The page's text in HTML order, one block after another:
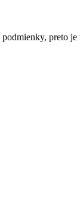
podmienky,